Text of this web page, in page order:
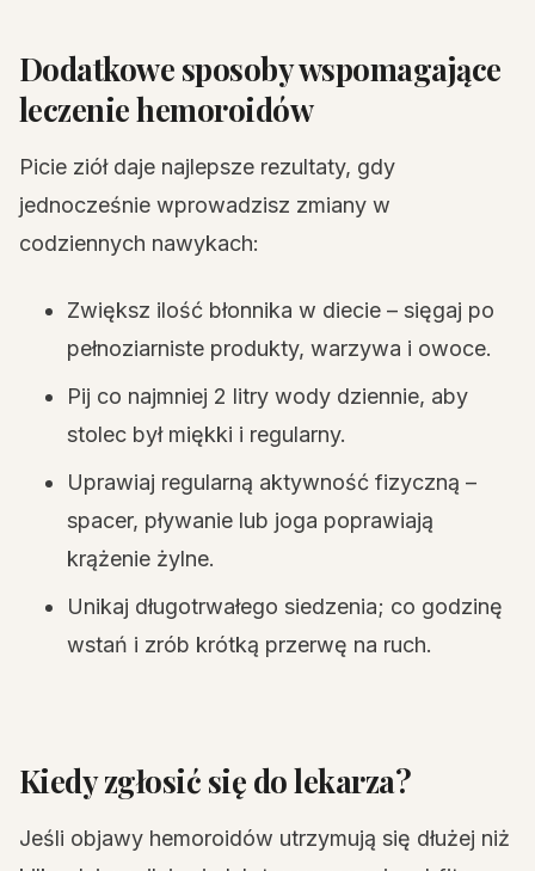
Dodatkowe sposoby wspomagające
leczenie hemoroidów
Picie ziół daje najlepsze rezultaty, gdy
jednocześnie wprowadzisz zmiany w
codziennych nawykach:
Zwiększ ilość błonnika w diecie – sięgaj po
pełnoziarniste produkty, warzywa i owoce.
Pij co najmniej 2 litry wody dziennie, aby
stolec był miękki i regularny.
Uprawiaj regularną aktywność fizyczną –
spacer, pływanie lub joga poprawiają
krążenie żylne.
Unikaj długotrwałego siedzenia; co godzinę
wstań i zrób krótką przerwę na ruch.
Kiedy zgłosić się do lekarza?
Jeśli objawy hemoroidów utrzymują się dłużej niż